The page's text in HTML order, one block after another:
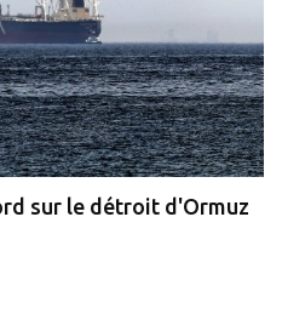
sur le détroit d'Ormuz